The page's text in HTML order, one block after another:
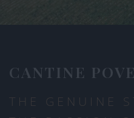
CANTINE
THE GENUINE